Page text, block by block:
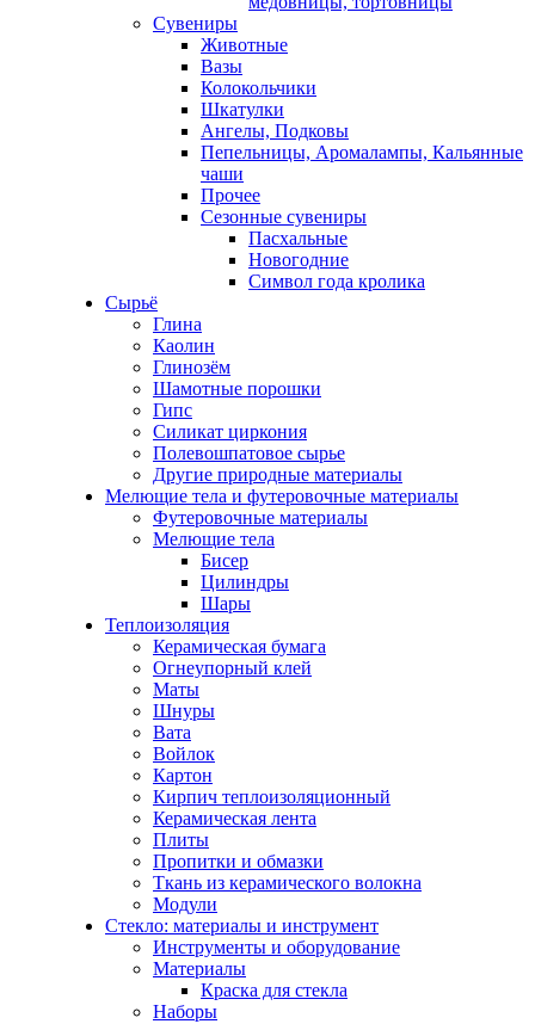
Сувениры
Животные
Вазы
Колокольчики
Шкатулки
Ангелы, Подковы
Пепельницы, Аромалампы, Кальянные
чаши
Прочее
Сезонные сувениры
Пасхальные
Новогодние
Символ года кролика
Сырьё
Глина
Каолин
Глинозём
Шамотные порошки
Гипс
Силикат циркония
Полевошпатовое сырье
Другие природные материалы
Мелющие тела и футеровочные материалы
Футеровочные материалы
Мелющие тела
Бисер
Цилиндры
Шары
Теплоизоляция
Керамическая бумага
Огнеупорный клей
Маты
Шнуры
Вата
Войлок
Картон
Кирпич теплоизоляционный
Керамическая лента
Плиты
Пропитки и обмазки
Ткань из керамического волокна
Модули
Стекло: материалы и инструмент
Инструменты и оборудование
Материалы
Краска для стекла
Наборы